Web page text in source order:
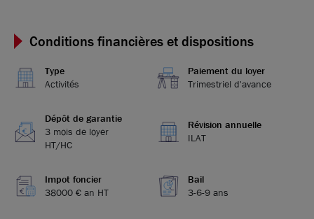
Conditions financières et dispositions
Type
Activités
Paiement du loyer
Trimestriel d'avance
Dépôt de garantie
3 mois de loyer
HT/HC
Révision annuelle
ILAT
Impot foncier
38000 € an HT
Bail
3-6-9 ans